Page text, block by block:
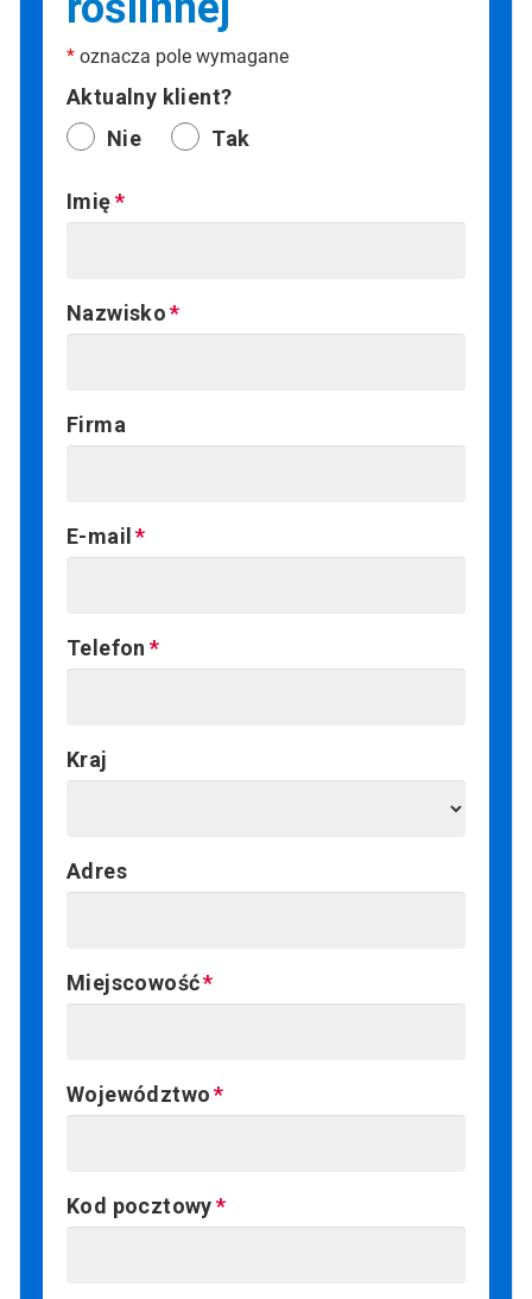
* oznacza pole wymagane
Aktualny klient?
Nie
Tak
Imię
Nazwisko
Firma
E-mail
Telefon
Kraj
Adres
Miejscowość
Województwo
Kod pocztowy